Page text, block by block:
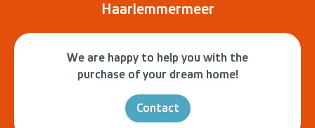
Haarlemmermeer
We are happy to help you with the
purchase of your dream home!
Contact